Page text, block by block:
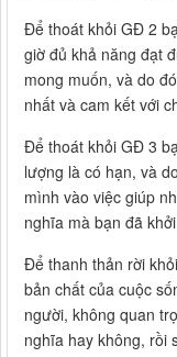
Để thoát khỏi GĐ 2
giờ đủ khả năng đạt
mong muốn, và do
nhất và cam kết với
Để thoát khỏi GĐ 3
lượng là có hạn, và
mình vào việc giúp
nghĩa mà bạn đã
Để thanh thản rời
bản chất của cuộc
người, không quan
nghĩa hay không, rồi